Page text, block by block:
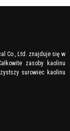
Co., Ltd. znajduje się w
zasoby kaolinu
surowiec kaolinu